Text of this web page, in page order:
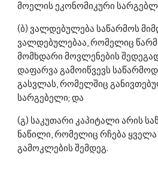
მოელის ეკონომიკური
(ბ) ვალდებულება საწარმოს
ვალდებულებაა, რომელიც
მომხდარი მოვლენების
დაფარვა გამოიწვევს
გასვლას, რომელშიც
სარგებელი; და
(გ) საკუთარი კაპიტალი არის
ნაწილი, რომელიც რჩება
გამოკლების შემდეგ.